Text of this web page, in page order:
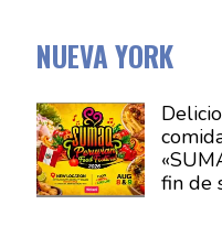
NUEVA YORK
fin de